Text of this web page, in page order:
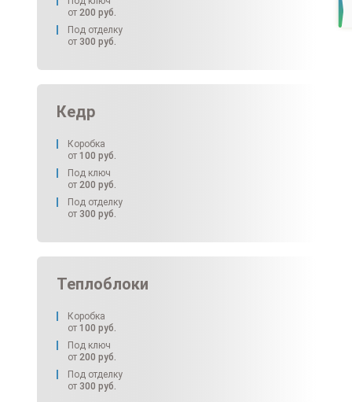
от 200 руб.
Под отделку
от 300 руб.
Кедр
Коробка
от 100 руб.
Под ключ
от 200 руб.
Под отделку
от 300 руб.
Теплоблоки
Коробка
от 100 руб.
Под ключ
от 200 руб.
Под отделку
от 300 руб.